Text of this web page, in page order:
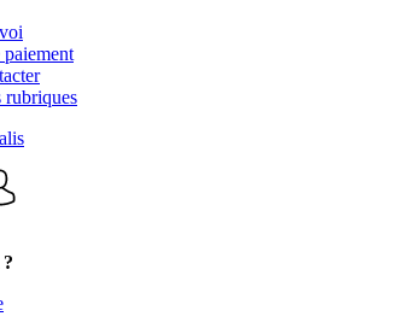
rubriques